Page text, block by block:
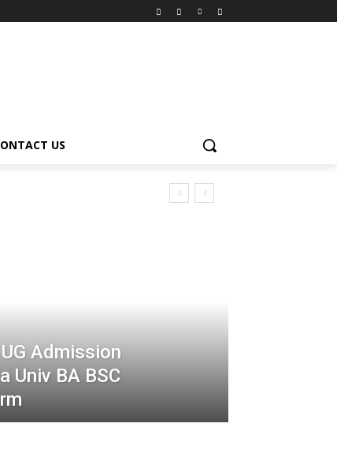
US
Admission
Univ BA BSC